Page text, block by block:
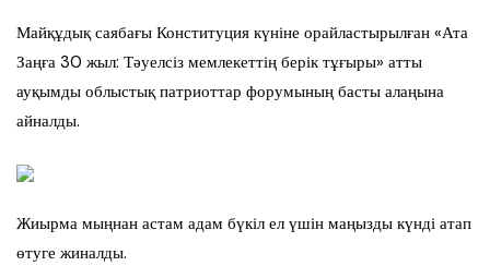
Майқұдық саябағы Конституция күніне орайластырылған «Ата
Заңға 30 жыл: Тәуелсіз мемлекеттің берік тұғыры» атты
ауқымды облыстық патриоттар форумының басты алаңына
айналды.
Жиырма мыңнан астам адам бүкіл ел үшін маңызды күнді атап
өтуге жиналды.